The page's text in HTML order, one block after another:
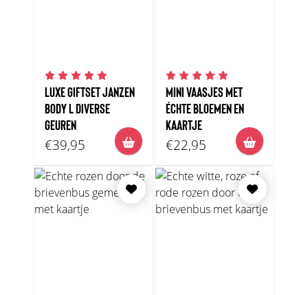
LUXE GIFTSET JANZEN
BODY L DIVERSE
GEUREN
€39,95
MINI VAASJES MET
ÉCHTE BLOEMEN EN
KAARTJE
€22,95